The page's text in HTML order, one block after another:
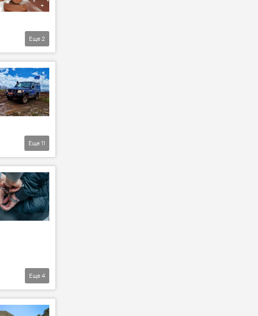
Еще 2
Еще 11
Еще 4